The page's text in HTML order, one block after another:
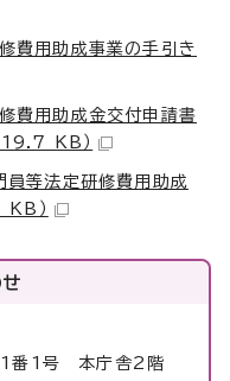
費用助成事業の手引き
費用助成金交付申請書
KB）
等法定研修費用助成
）
番1号 本庁舎2階